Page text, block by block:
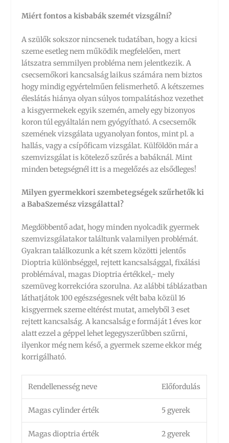
Miért fontos a kisbabák szemét vizsgálni?
A szülők sokszor nincsenek tudatában, hogy a kicsi
szeme esetleg nem működik megfelelően, mert
látszatra semmilyen probléma nem jelentkezik. A
csecsemőkori kancsalság laikus számára nem biztos
hogy mindig egyértelműen felismerhető. A kétszemes
éleslátás hiánya olyan súlyos tompalátáshoz vezethet
a kisgyermekek egyik szemén, amely egy bizonyos
koron túl egyáltalán nem gyógyítható. A csecsemők
szemének vizsgálata ugyanolyan fontos, mint pl. a
hallás, vagy a csípőficam vizsgálat. Külföldön már a
szemvizsgálat is kötelező szűrés a babáknál. Mint
minden betegségnél itt is a megelőzés az elsődleges!
Milyen gyermekkori szembetegségek szűrhetők ki
a BabaSzemész vizsgálattal?
Megdöbbentő adat, hogy minden nyolcadik gyermek
szemvizsgálatakor találtunk valamilyen problémát.
Gyakran találkozunk a két szem közötti jelentős
Dioptria különbséggel, rejtett kancsalsággal, fixálási
problémával, magas Dioptria értékkel,- mely
szemüveg korrekcióra szorulna. Az alábbi táblázatban
láthatjátok 100 egészségesnek vélt baba közül 16
kisgyermek szeme eltérést mutat, amelyből 3 eset
rejtett kancsalság. A kancsalság e formáját 1 éves kor
alatt ezzel a géppel lehet legegyszerűbben szűrni,
ilyenkor még nem késő, a gyermek szeme ekkor még
korrigálható.
Rendellenesség neve Előfordulás
Magas cylinder érték 5 gyerek
Magas dioptria érték 2 gyerek